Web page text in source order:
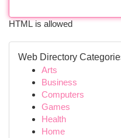
HTML is allowed
Web Directory
Arts
Business
Computers
Games
Health
Home